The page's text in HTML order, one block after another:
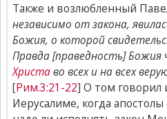
Также и возлюбленный
независимо от закона,
Божия, о которой
Правда [праведность] Божия
Христаво всех и на всех
[Рим.3:21-22] О том говорил
Иерусалиме, когда